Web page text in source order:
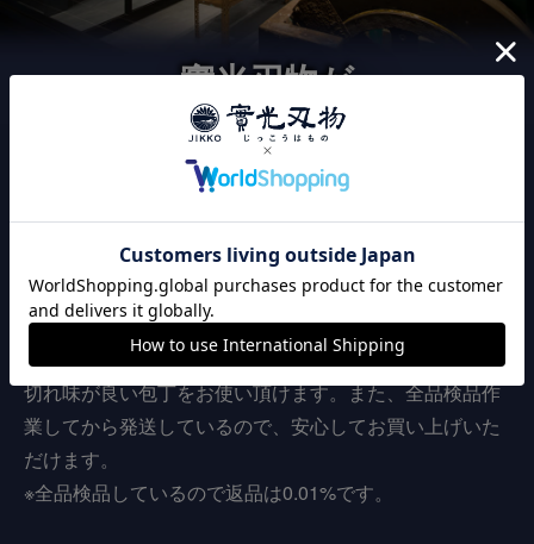
實光刃物が
選ばれる3つの理由
120年以上継承された
こだわりの切れ味
實光刃物は、職人の技による切れ味にこだわりを持って
います。出荷前に全品刃付け済みのため、購入後すぐに
切れ味が良い包丁をお使い頂けます。また、全品検品作
業してから発送しているので、安心してお買い上げいた
だけます。
※全品検品しているので返品は0.01%です。